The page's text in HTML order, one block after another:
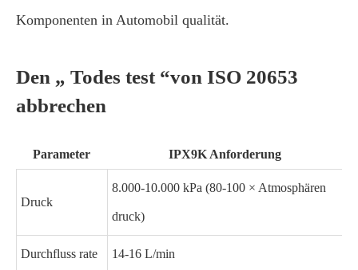
Komponenten in Automobil qualität.
Den „ Todes test “von ISO 20653
abbrechen
Parameter IPX9K Anforderung
Druck
8.000-10.000 kPa (80-100 × Atmosphären
druck)
Durchfluss rate 14-16 L/min